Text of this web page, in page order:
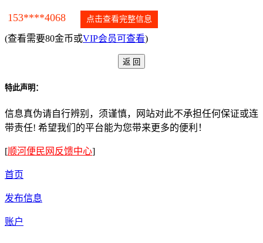
153****4068 点击查看完整信息
(查看需要80金币或VIP会员可查看)
特此声明：
信息真伪请自行辨别，须谨慎，网站对此不承担任何保证或连
带责任! 希望我们的平台能为您带来更多的便利！
[顺河便民网反馈中心]
首页
发布信息
账户